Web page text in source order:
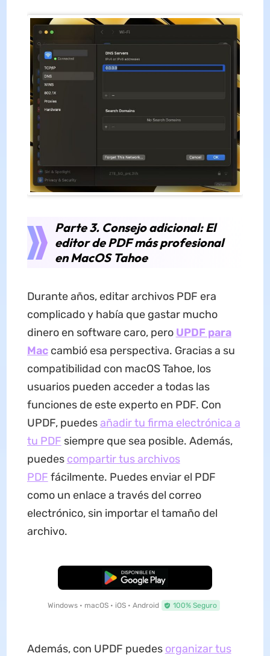
Parte 3. Consejo adicional: El
editor de PDF más profesional
en MacOS Tahoe
Durante años, editar archivos PDF era
complicado y había que gastar mucho
dinero en software caro, pero UPDF para
Maccambió esa perspectiva. Gracias a su
compatibilidad con macOS Tahoe, los
usuarios pueden acceder a todas las
funciones de este experto en PDF. Con
UPDF, puedesañadir tu firma electrónica a
tu PDF siempre que sea posible. Además,
puedes compartir tus archivos
PDF fácilmente. Puedes enviar el PDF
como un enlace a través del correo
electrónico, sin importar el tamaño del
archivo.
Descarga Gratuita
Windows • macOS • iOS • Android 100% Seguro
Además, con UPDF puedes organizar tus